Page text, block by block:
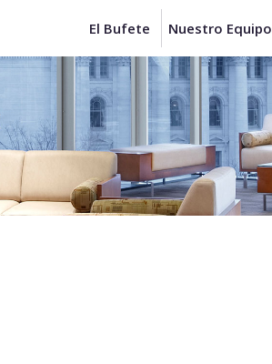
El Bufete Nuestro Equipo